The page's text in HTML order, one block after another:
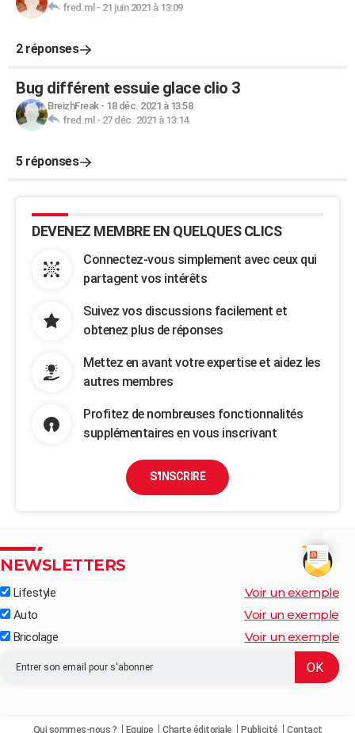
fred.ml - 21 juin 2021 à 13:09
2 réponses
Bug différent essuie glace clio 3
BreizhFreak- 18 déc. 2021 à 13:58
fred.ml - 27 déc. 2021 à 13:14
5 réponses
DEVENEZ MEMBRE EN QUELQUES CLICS
Connectez-vous simplement avec ceux qui
partagent vos intérêts
Suivez vos discussions facilement et
obtenez plus de réponses
Mettez en avant votre expertise et aidez les
autres membres
Profitez de nombreuses fonctionnalités
supplémentaires en vous inscrivant
S'INSCRIRE
NEWSLETTERS
Lifestyle Voir un exemple
Auto Voir un exemple
Bricolage Voir un exemple
Qui sommes-nous ? Equipe Charte éditoriale Publicité Contact